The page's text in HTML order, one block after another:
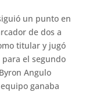
un punto en
de dos a
titular y jugó
el segundo
Angulo
ganaba